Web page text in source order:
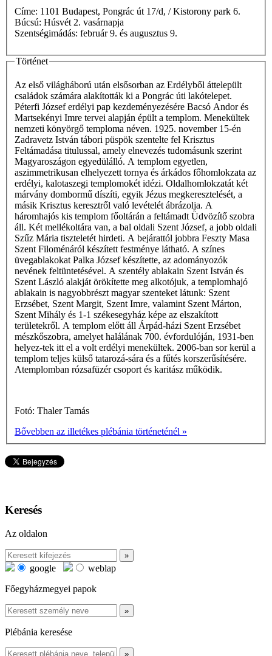
Címe: 1101 Budapest, Pongrác út 17/d, / Kistorony park 6.
Búcsú: Húsvét 2. vasárnapja
Szentségimádás: február 9. és augusztus 9.
Történet
Az első világháború után elsősorban az Erdélyből áttelepült
családok számára alakították ki a Pongrác úti lakótelepet.
Péterfi József erdélyi pap kezdeményezésére Bacsó Andor és
Martsekényi Imre tervei alapján épült a templom. Menekültek
nemzeti könyörgő temploma néven. 1925. november 15-én
Zadravetz István tábori püspök szentelte fel Krisztus
Feltámadása titulussal, amely elnevezés tudomásunk szerint
Magyaroszágon egyedülálló. A templom egyetlen,
aszimmetrikusan elhelyezett tornya és árkádos főhomlokzata az
erdélyi, kalotaszegi templomokét idézi. Oldalhomlokzatát két
márvány dombormű díszíti, egyik Jézus megkeresztelését, a
másik Krisztus keresztről való levételét ábrázolja. A
háromhajós kis templom főoltárán a feltámadt Üdvözítő szobra
áll. Két mellékoltára van, a bal oldali Szent József, a jobb oldali
Szűz Mária tiszteletét hirdeti. A bejárattól jobbra Feszty Masa
Szent Filoménáról készített festménye látható. A színes
üvegablakokat Palka József készítette, az adományozók
nevének feltüntetésével. A szentély ablakain Szent István és
Szent László alakját örökítette meg alkotójuk, a templomhajó
ablakain is nagyobbrészt magyar szenteket látunk: Szent
Erzsébet, Szent Margit, Szent Imre, valamint Szent Márton,
Szent Mihály és 1-1 székesegyház képe az elszakított
területekről. A templom előtt áll Árpád-házi Szent Erzsébet
mészkőszobra, amelyet halálának 700. évfordulóján, 1931-ben
helyez-tek itt el a volt erdélyi menekültek. 2006-ban sor kerül a
templom teljes külső tatarozá-sára és a fűtés korszerűsítésére.
Atemplomban rózsafüzér csoport és karitász működik.
Fotó: Thaler Tamás
Bővebben az illetékes plébánia történeténél »
Keresés
Az oldalon
google
weblap
Főegyházmegyei papok
Plébánia keresése